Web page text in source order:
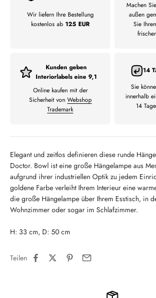
Wir liefern Ihre Bestellung
kostenlos ab 125 EUR
Machen
außen
Sie
Kunden geben
Interiorlabels eine 9,1
Online kaufen mit der
Sicherheit von Webshop
Trademark
14
Sie
innerhalb
14
Elegant und zeitlos definieren diese runde
Doctor. Bowl ist eine große Hängelampe aus
aufgrund ihrer industriellen Optik zu jedem
goldene Farbe verleiht Ihrem Interieur eine
die große Hängelampe über Ihrem Esstisch, in
Wohnzimmer oder sogar im Schlafzimmer.
H: 33 cm, D: 50 cm
Teilen